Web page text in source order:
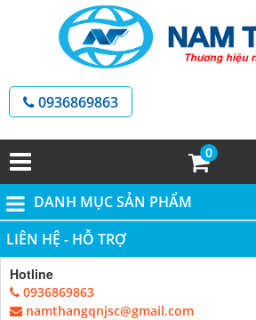
0936869863
0
DANH MỤC SẢN PHẨM
LIÊN HỆ - HỖ TRỢ
Hotline
0936869863
namthangqnjsc@gmail.com